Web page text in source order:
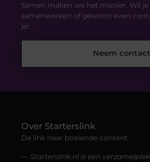
Samen maken we het mooier. Wil je
samenwerken of gewoon even
je!
Neem
Over Starterslink
De link naar boeiende content.
— Starterslink.nl is een